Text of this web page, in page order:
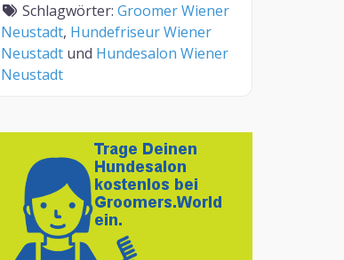
Schlagwörter:Groomer Wiener
Neustadt, Hundefriseur Wiener
Neustadt und Hundesalon Wiener
Neustadt